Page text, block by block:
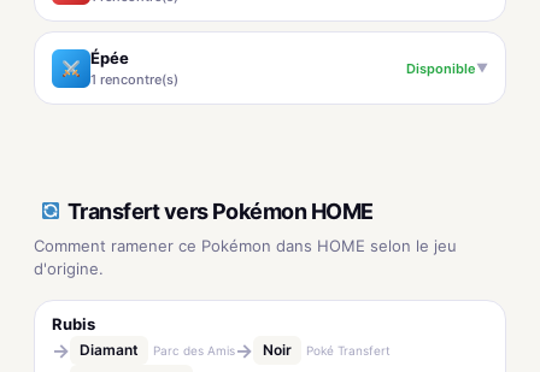
Épée
1 rencontre(s)
Disponible▼
Transfert vers Pokémon HOME
Comment ramener ce Pokémon dans HOME selon le jeu
d'origine.
Rubis
→ Diamant Parc des Amis→ Noir Poké Transfert